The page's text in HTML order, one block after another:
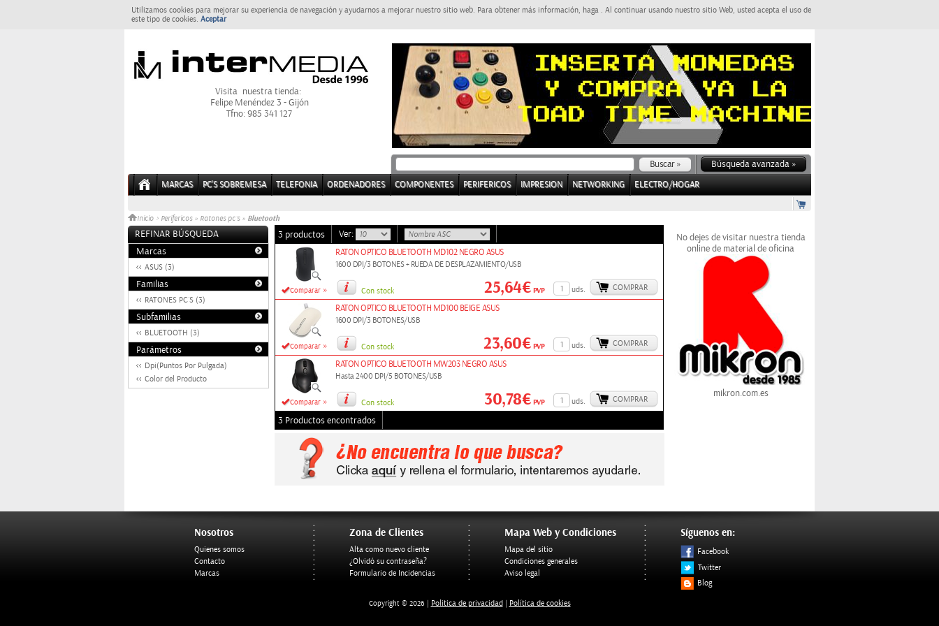
Utilizamos cookies para mejorar su experiencia de navegación y ayudarnos a mejorar nuestro sitio web. Para obtener más información, haga . Al continuar usando nuestro sitio Web, usted acepta el uso de
este tipo de cookies. Aceptar
Visita nuestra tienda:
Felipe Menéndez 3 - Gijón
Tfno: 985 341 127
Búsqueda avanzada »
MARCAS PC'S SOBREMESA TELEFONIA ORDENADORES COMPONENTES PERIFERICOS IMPRESION NETWORKING ELECTRO/HOGAR
Inicio > Perifericos » Ratones pc´s » Bluetooth
REFINAR BÚSQUEDA
Marcas
ASUS (3)
Familias
RATONES PC´S (3)
Subfamilias
BLUETOOTH (3)
Parámetros
Dpi(Puntos Por Pulgada)
Color del Producto
3 productos Ver:
Comparar »
RATON OPTICO BLUETOOTH MD102 NEGRO ASUS
1600 DPI/3 BOTONES + RUEDA DE DESPLAZAMIENTO/USB
Con stock uds. COMPRAR
25,64€PVP
Comparar »
RATON OPTICO BLUETOOTH MD100 BEIGE ASUS
1600 DPI/3 BOTONES/USB
Con stock uds. COMPRAR
23,60€PVP
Comparar »
RATON OPTICO BLUETOOTH MW203 NEGRO ASUS
Hasta 2400 DPI/5 BOTONES/USB
Con stock uds. COMPRAR
30,78€PVP
3 Productos encontrados
No dejes de visitar nuestra tienda
online de material de oficina
mikron.com.es
Nosotros
Quienes somos
Contacto
Marcas
Zona de Clientes
Alta como nuevo cliente
¿Olvidó su contraseña?
Formulario de Incidencias
Mapa Web y Condiciones
Mapa del sitio
Condiciones generales
Aviso legal
Síguenos en:
Facebook
Twitter
Blog
Copyright © 2026 | Politica de privacidad Política de cookies